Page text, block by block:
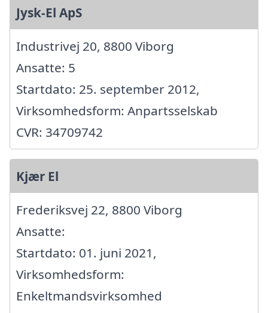
Jysk-El ApS
Industrivej 20, 8800 Viborg
Ansatte: 5
Startdato: 25. september 2012,
Virksomhedsform: Anpartsselskab
CVR: 34709742
Kjær El
Frederiksvej 22, 8800 Viborg
Ansatte:
Startdato: 01. juni 2021,
Virksomhedsform:
Enkeltmandsvirksomhed